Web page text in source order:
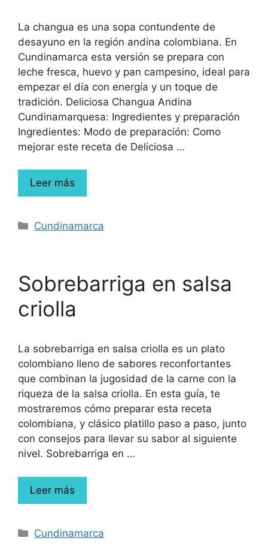
La changua es una sopa contundente de
desayuno en la región andina colombiana. En
Cundinamarca esta versión se prepara con
leche fresca, huevo y pan campesino, ideal para
empezar el día con energía y un toque de
tradición. Deliciosa Changua Andina
Cundinamarquesa: Ingredientes y preparación
Ingredientes: Modo de preparación: Como
mejorar este receta de Deliciosa …
Leer más
Cundinamarca
Sobrebarriga en salsa
criolla
La sobrebarriga en salsa criolla es un plato
colombiano lleno de sabores reconfortantes
que combinan la jugosidad de la carne con la
riqueza de la salsa criolla. En esta guía, te
mostraremos cómo preparar esta receta
colombiana, y clásico platillo paso a paso, junto
con consejos para llevar su sabor al siguiente
nivel. Sobrebarriga en …
Leer más
Cundinamarca